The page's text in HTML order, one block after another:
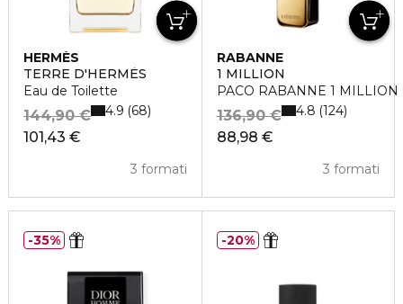
HERMÈS
TERRE D'HERMÈS
Eau de Toilette
101,43 €
144,90 €
3 formati
4.9 68
RABANNE
1 MILLION
PACO RABANNE 1
88,98 €
136,90 €
3 formati
4.8 124
35% 20%